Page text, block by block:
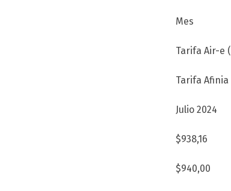
Mes
Tarifa Air-e
Tarifa Afinia
Julio 2024
$938,16
$940,00